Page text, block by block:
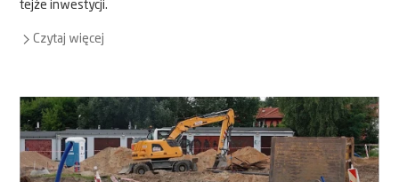
tejże inwestycji.
Czytaj więcej